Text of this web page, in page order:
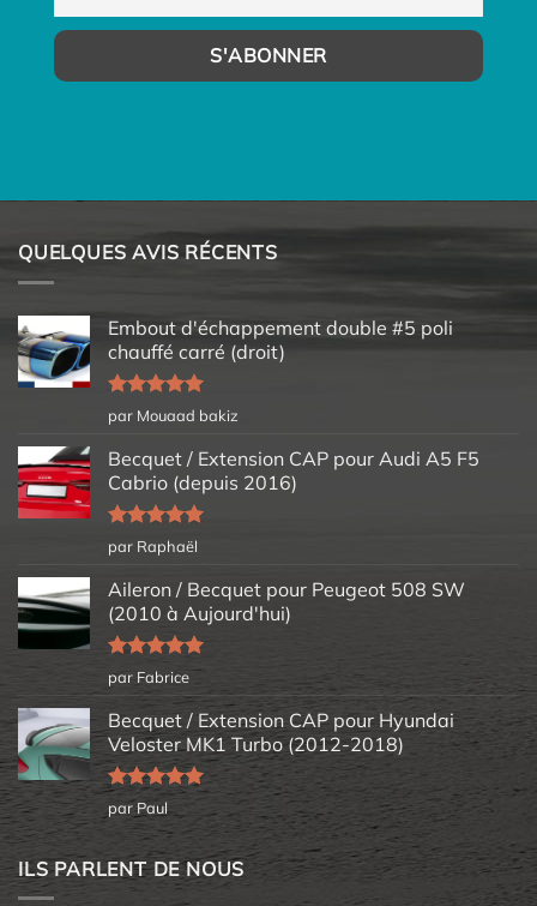
QUELQUES AVIS RÉCENTS
Embout d'échappement double #5 poli
chauffé carré (droit)
Note5sur
5
par Mouaad bakiz
Becquet / Extension CAP pour Audi A5 F5
Cabrio (depuis 2016)
Note5sur
5
par Raphaël
Aileron / Becquet pour Peugeot 508 SW
(2010 à Aujourd'hui)
Note5sur
5
par Fabrice
Becquet / Extension CAP pour Hyundai
Veloster MK1 Turbo (2012-2018)
Note5sur
5
par Paul
ILS PARLENT DE NOUS